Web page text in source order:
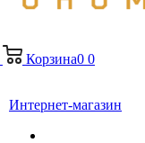
Корзина0 0
Интернет-магазин